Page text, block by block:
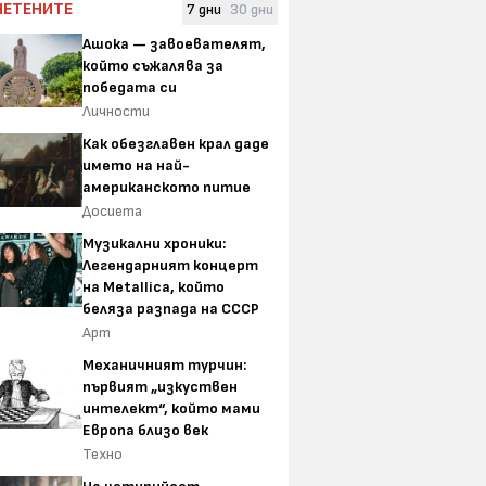
7 дни 30 дни
Ашока — завоевателят,
който съжалява за
победата си
Личности
Как обезглавен крал даде
името на най-
американското питие
Досиета
Музикални хроники:
Легендарният концерт
на Metallica, който
беляза разпада на СССР
Арт
Механичният турчин:
първият „изкуствен
интелект“, който мами
Европа близо век
Техно